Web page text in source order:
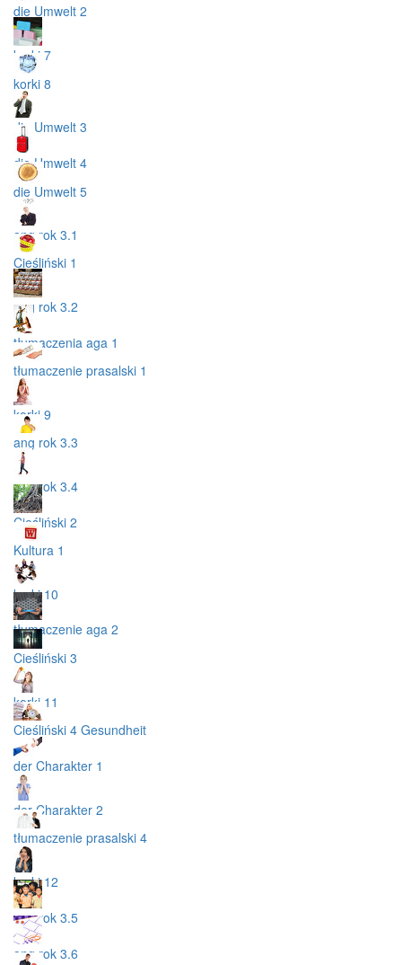
die Umwelt 2
korki 7
korki 8
die Umwelt 3
die Umwelt 4
die Umwelt 5
ang rok 3.1
Cieśliński 1
ang rok 3.2
tłumaczenia aga 1
tłumaczenie prasalski 1
korki 9
ang rok 3.3
ang rok 3.4
Cieśliński 2
Kultura 1
korki 10
tłumaczenie aga 2
Cieśliński 3
korki 11
Cieśliński 4 Gesundheit
der Charakter 1
der Charakter 2
tłumaczenie prasalski 4
korki 12
ang rok 3.5
ang rok 3.6